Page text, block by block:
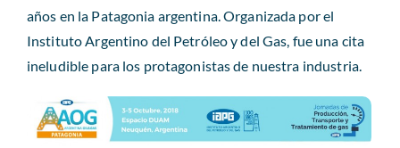
años en la Patagonia argentina. Organizada por el
Instituto Argentino del Petróleo y del Gas, fue una cita
ineludible para los protagonistas de nuestra industria.